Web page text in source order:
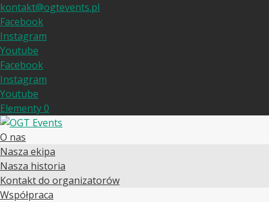
kontakt@ogtevents.pl
Facebook
Instagram
Youtube
Facebook
Instagram
Youtube
Elementy 0
O nas
Nasza ekipa
Nasza historia
Kontakt do organizatorów
Współpraca